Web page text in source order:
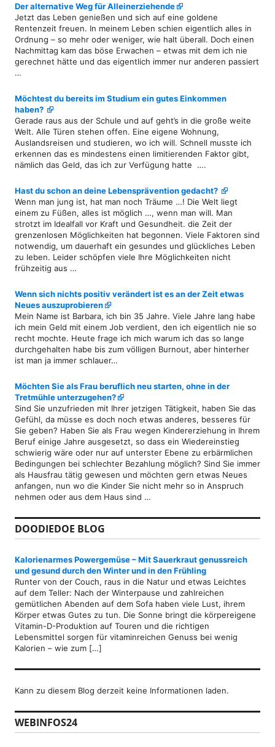
Der alternative Weg für Alleinerziehende
Jetzt das Leben genießen und sich auf eine goldene
Rentenzeit freuen. In meinem Leben schien eigentlich alles in
Ordnung – so mehr oder weniger, wie halt überall. Doch einen
Nachmittag kam das böse Erwachen – etwas mit dem ich nie
gerechnet hätte und das eigentlich immer nur anderen passiert
…
Möchtest du bereits im Studium ein gutes Einkommen
haben?
Gerade raus aus der Schule und auf geht’s in die große weite
Welt. Alle Türen stehen offen. Eine eigene Wohnung,
Auslandsreisen und studieren, wo ich will. Schnell musste ich
erkennen das es mindestens einen limitierenden Faktor gibt,
nämlich das Geld, das ich zur Verfügung hatte ….
Hast du schon an deine Lebensprävention gedacht?
Wenn man jung ist, hat man noch Träume …! Die Welt liegt
einem zu Füßen, alles ist möglich …, wenn man will. Man
strotzt im Idealfall vor Kraft und Gesundheit. die Zeit der
grenzenlosen Möglichkeiten hat begonnen. Viele Faktoren sind
notwendig, um dauerhaft ein gesundes und glückliches Leben
zu leben. Leider schöpfen viele Ihre Möglichkeiten nicht
frühzeitig aus …
Wenn sich nichts positiv verändert ist es an der Zeit etwas
Neues auszuprobieren
Mein Name ist Barbara, ich bin 35 Jahre. Viele Jahre lang habe
ich mein Geld mit einem Job verdient, den ich eigentlich nie so
recht mochte. Heute frage ich mich warum ich das so lange
durchgehalten habe bis zum völligen Burnout, aber hinterher
ist man ja immer schlauer…
Möchten Sie als Frau beruflich neu starten, ohne in der
Tretmühle unterzugehen?
Sind Sie unzufrieden mit Ihrer jetzigen Tätigkeit, haben Sie das
Gefühl, da müsse es doch noch etwas anderes, besseres für
Sie geben? Haben Sie als Frau wegen Kindererziehung in Ihrem
Beruf einige Jahre ausgesetzt, so dass ein Wiedereinstieg
schwierig wäre oder nur auf unterster Ebene zu erbärmlichen
Bedingungen bei schlechter Bezahlung möglich? Sind Sie immer
als Hausfrau tätig gewesen und möchten gern etwas Neues
anfangen, nun wo die Kinder Sie nicht mehr so in Anspruch
nehmen oder aus dem Haus sind …
DOODIEDOE BLOG
Kalorienarmes Powergemüse – Mit Sauerkraut genussreich
und gesund durch den Winter und in den Frühling
Runter von der Couch, raus in die Natur und etwas Leichtes
auf dem Teller: Nach der Winterpause und zahlreichen
gemütlichen Abenden auf dem Sofa haben viele Lust, ihrem
Körper etwas Gutes zu tun. Die Sonne bringt die körpereigene
Vitamin-D-Produktion auf Touren und die richtigen
Lebensmittel sorgen für vitaminreichen Genuss bei wenig
Kalorien – wie zum […]
Kann zu diesem Blog derzeit keine Informationen laden.
WEBINFOS24